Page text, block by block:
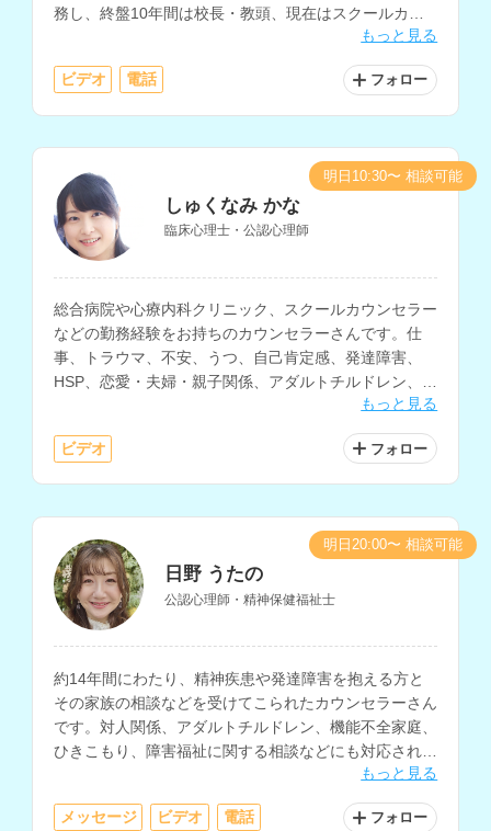
務し、終盤10年間は校長・教頭、現在はスクールカウ
ンセラーとして、生徒や保護者の相談に対応されていま
もっと見る
ビデオ 電話 フォロー
しゅくなみ かな
臨床心理士・公認心理師
総合病院や心療内科クリニック、スクールカウンセラー
などの勤務経験をお持ちのカウンセラーさんです。仕
事、トラウマ、不安、うつ、自己肯定感、発達障害、
HSP、恋愛・夫婦・親子関係、アダルトチルドレン、子
育て、不登校など、幅広い相談に対応されています。保
もっと見る
ビデオ フォロー
明日10:30〜 相談可能
日野 うたの
公認心理師・精神保健福祉士
約14年間にわたり、精神疾患や発達障害を抱える方と
その家族の相談などを受けてこられたカウンセラーさん
です。対人関係、アダルトチルドレン、機能不全家庭、
ひきこもり、障害福祉に関する相談などにも対応されて
おり、ソーシャルワーカーとしての勤務経験もお持ちで
もっと見る
メッセージ ビデオ 電話 フォロー
明日20:00〜 相談可能